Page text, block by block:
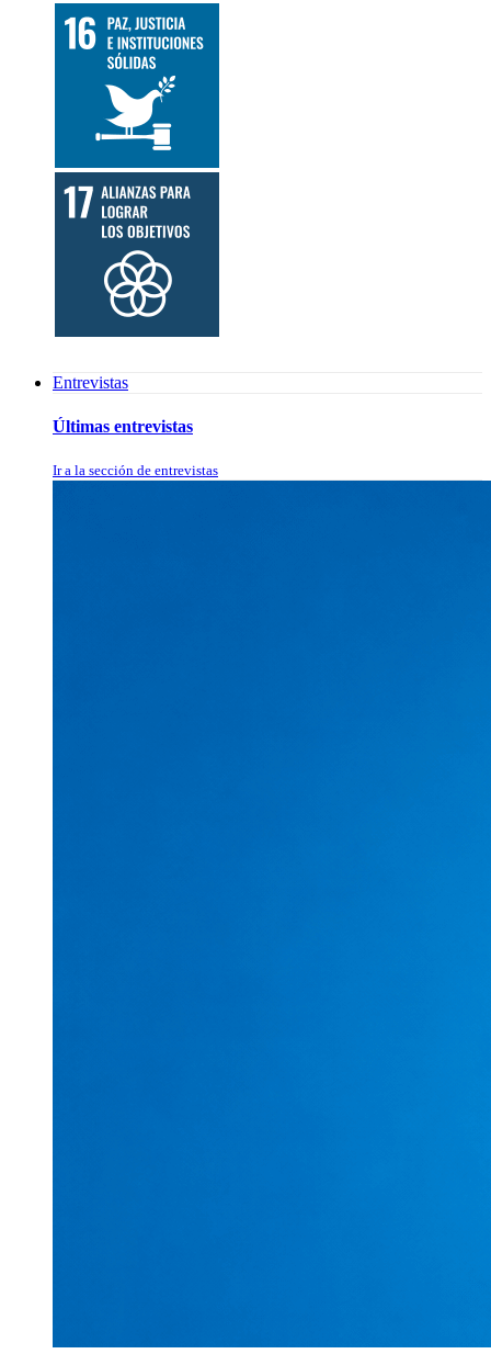
Entrevistas
Últimas entrevistas
Ir a la sección de entrevistas